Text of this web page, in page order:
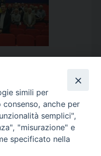
>>
v s
d
simili per
anche per
semplici",
"misurazione" e
specificato nella